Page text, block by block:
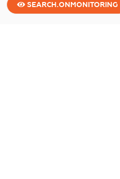
SEARCH.ONMONITORING